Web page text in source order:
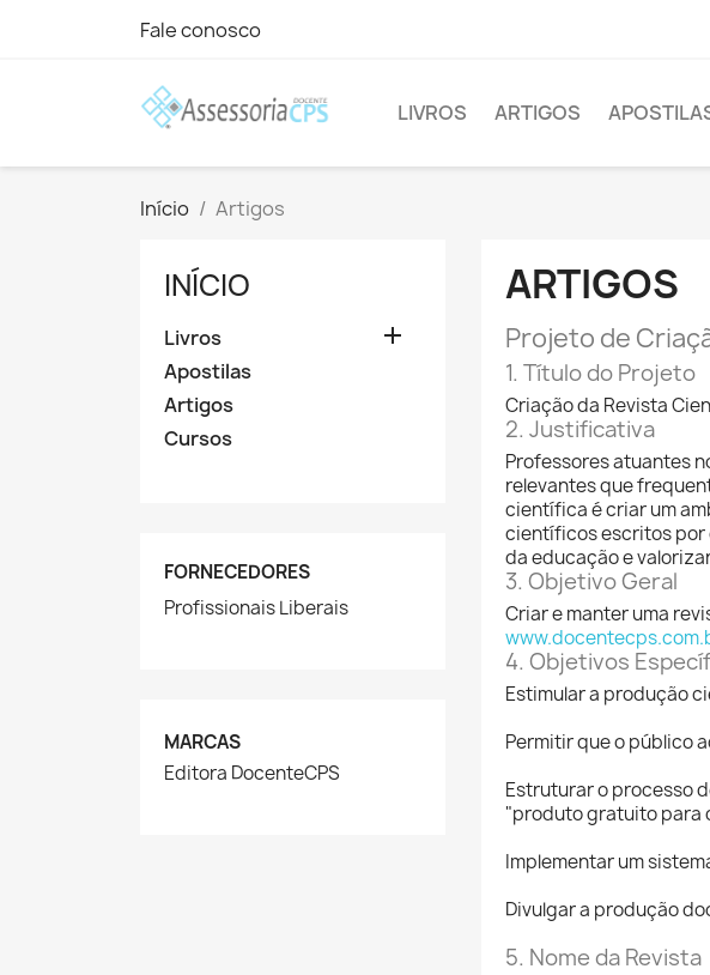
Fale conosco
LIVROS ARTIGOS
Início Artigos
INÍCIO
Livros 
Apostilas
Artigos
Cursos
FORNECEDORES
Profissionais Liberais
MARCAS
Editora DocenteCPS
ARTIGOS
Projeto de
1. Título do Projeto
Criação da Revista
2. Justificativa
Professores atuantes
relevantes que
científica é criar um
científicos escritos por
da educação e
3. Objetivo Geral
Criar e manter uma
4. Objetivos
Estimular a produção
Permitir que o público
Estruturar o processo
"produto gratuito para
Implementar um
Divulgar a produção
5. Nome da Revista